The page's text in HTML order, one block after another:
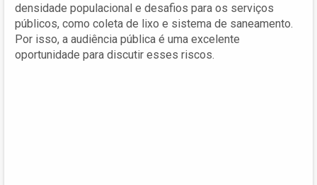
densidade populacional e desafios para os serviços
públicos, como coleta de lixo e sistema de saneamento.
Por isso, a audiência pública é uma excelente
oportunidade para discutir esses riscos.